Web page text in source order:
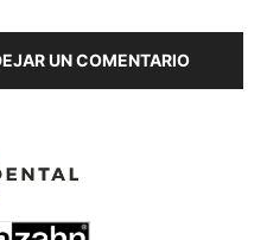
UN COMENTARIO